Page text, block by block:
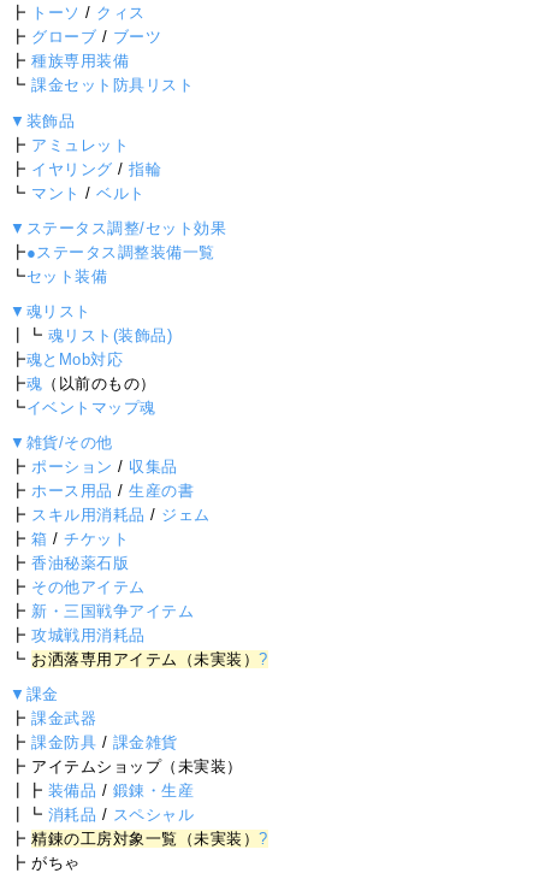
┣ トーソ / クィス
┣ グローブ / ブーツ
┣種族専用装備
┗課金セット防具リスト
▼装飾品
┣ アミュレット
┣ イヤリング /指輪
┗ マント /ベルト
▼ステータス調整/セット効果
┣●ステータス調整装備一覧
┗セット装備
▼魂リスト
┃┗ 魂リスト(装飾品)
┣魂とMob対応
┣魂 （以前のもの）
┗イベントマップ魂
▼雑貨/その他
┣ ポーション / 収集品
┣ ホース用品 /生産の書
┣ スキル用消耗品 / ジェム
┣箱 /チケット
┣香油秘薬石版
┣ その他アイテム
┣ 新・三国戦争アイテム
┣攻城戦用消耗品
┗ お洒落専用アイテム（未実装）?
▼課金
┣課金武器
┣課金防具 / 課金雑貨
┣ アイテムショップ（未実装）
┃┣ 装備品 / 鍛錬・生産
┃┗ 消耗品 / スペシャル
┣精錬の工房対象一覧（未実装）?
┣ がちゃ